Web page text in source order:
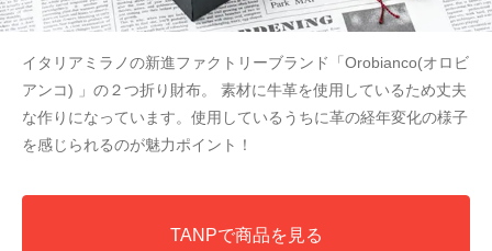
イタリアミラノの新進ファクトリーブランド「Orobianco(オロビ
アンコ) 」の２つ折り財布。 素材に牛革を使用しているため丈夫
な作りになっています。使用しているうちに革の経年変化の様子
を感じられるのが魅力ポイント！
TANPで商品を見る